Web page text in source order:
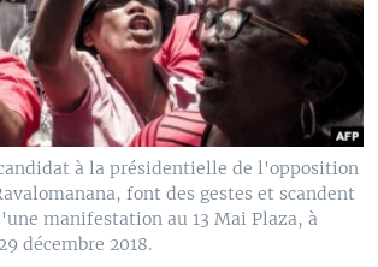
à la présidentielle de l'opposition
font des gestes et scandent
manifestation au 13 Mai Plaza, à
décembre 2018.